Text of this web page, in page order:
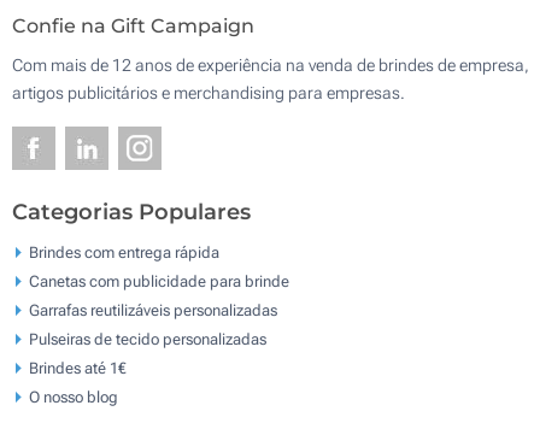
Confie na Gift Campaign
Com mais de 12 anos de experiência na venda de brindes de empresa,
artigos publicitários e merchandising para empresas.
Categorias Populares
Brindes com entrega rápida
Canetas com publicidade para brinde
Garrafas reutilizáveis personalizadas
Pulseiras de tecido personalizadas
Brindes até 1€
O nosso blog